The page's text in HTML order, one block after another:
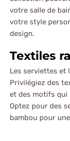
votre salle de
votre style
design.
Textiles
Les serviettes et
Privilégiez des
et des motifs qui
Optez pour des
bambou pour